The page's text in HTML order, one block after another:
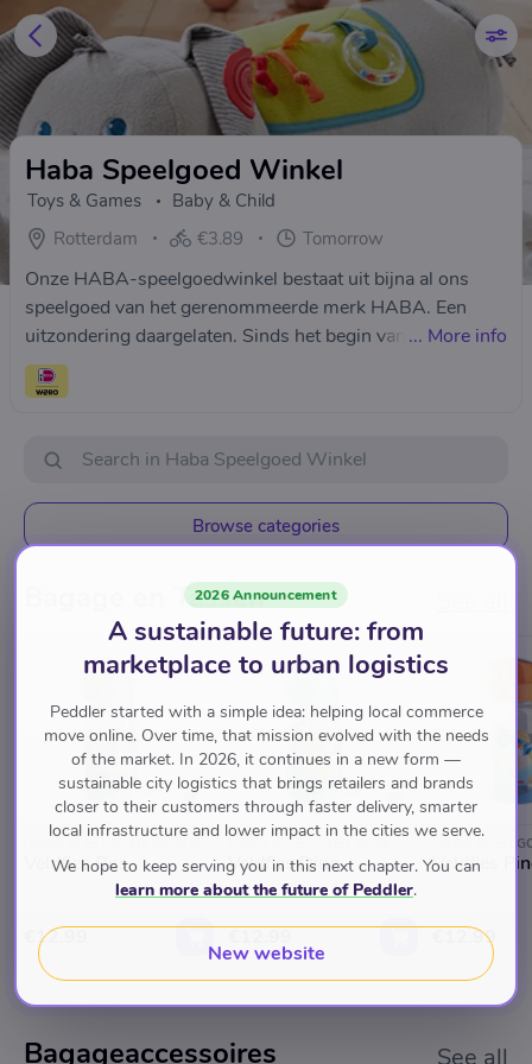
Haba Speelgoed Winkel
Toys & Games
Baby & Child
Rotterdam
€3.89 Tomorrow
Onze HABA-speelgoedwinkel bestaat uit bijna al ons
speelgoed van het gerenommeerde merk HABA. Een
uitzondering daargelaten. Sinds het begin van onze
winkel in Rotterdam, zijn wij specialist in het aanbieden
van het duurzame speelgoed van het Duitse merk HABA
tiener leeftijd. Ons online HABA-assortiment bestaat uit
stapelspeelgoed, houten knikkerbanen en Rollebollen
(Küllerbu) speelbanen. Lappenpoppen en poppenkleding,
handpoppen voor de poppenkast. Badspeelgoed,
trekfiguren, loopwagens, magneetspellen,
muziekinstrumenten, rijgspellen, speelgoed voor
rollenspelen (dokter, winkeltje, restaurant) en
speeltenten. Houten puzzels, bordspellen, dobbelspellen,
eerste spellen, familiespellen, kaartspellen en
minispelletjes. Kampeer- en survival artikelen, strand-,
zand- en water speelgoed en buitenspeelgoed en
ontdekspeelgoed van Terra Kids. Kapstokjes en
kinderservies.
... More info
Browse categories
Bagage en Tassen
Veldfles Bos
€12.99
HABA SPEELGOED WINKEL
Veldfles Dino
HABA
Veldfles
€12.99
Bagageaccessoires See all
2026 Announcement
A sustainable future: from
marketplace to urban logistics
Peddler started with a simple idea: helping local commerce
move online. Over time, that mission evolved with the needs
of the market. In 2026, it continues in a new form —
sustainable city logistics that brings retailers and brands
closer to their customers through faster delivery, smarter
local infrastructure and lower impact in the cities we serve.
We hope to keep serving you in this next chapter. You can
learn more about the future of Peddler.
New website